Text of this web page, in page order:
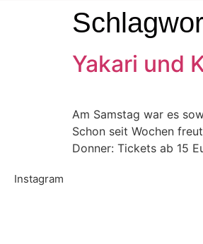
Yakari und
Am Samstag war es
Schon seit Wochen
Donner: Tickets ab 15
Instagram